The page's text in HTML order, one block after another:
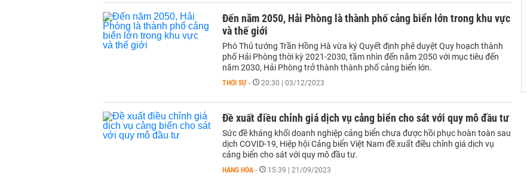
Đến năm 2050, Hải Phòng là thành phố cảng biển lớn trong khu vực
và thế giới
Phó Thủ tướng Trần Hồng Hà vừa ký Quyết định phê duyệt Quy hoạch thành
phố Hải Phòng thời kỳ 2021-2030, tầm nhìn đến năm 2050 với mục tiêu đến
năm 2030, Hải Phòng trở thành thành phố cảng biển lớn.
THỜI SỰ - 20:30 | 03/12/2023
Đề xuất điều chỉnh giá dịch vụ cảng biển cho sát với quy mô đầu tư
Sức đề kháng khối doanh nghiệp cảng biển chưa được hồi phục hoàn toàn sau
dịch COVID-19, Hiệp hội Cảng biển Việt Nam đề xuất điều chỉnh giá dịch vụ
cảng biển cho sát với quy mô đầu tư.
HÀNG HÓA - 15:39 | 21/09/2023